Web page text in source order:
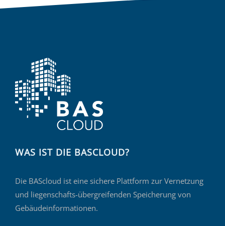
WAS IST DIE BASCLOUD?
Die BAScloud ist eine sichere Plattform zur Vernetzung
und liegenschafts-übergreifenden Speicherung von
Gebäudeinformationen.